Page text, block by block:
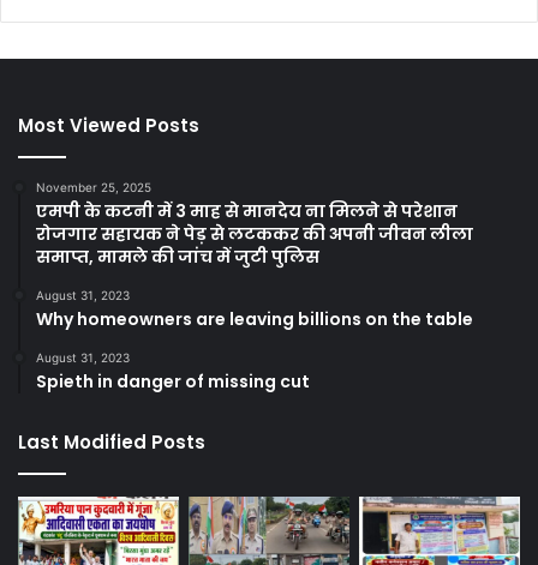
Most Viewed Posts
November 25, 2025
एमपी के कटनी में 3 माह से मानदेय ना मिलने से परेशान
रोजगार सहायक ने पेड़ से लटककर की अपनी जीवन लीला
समाप्त, मामले की जांच में जुटी पुलिस
August 31, 2023
Why homeowners are leaving billions on the table
August 31, 2023
Spieth in danger of missing cut
Last Modified Posts